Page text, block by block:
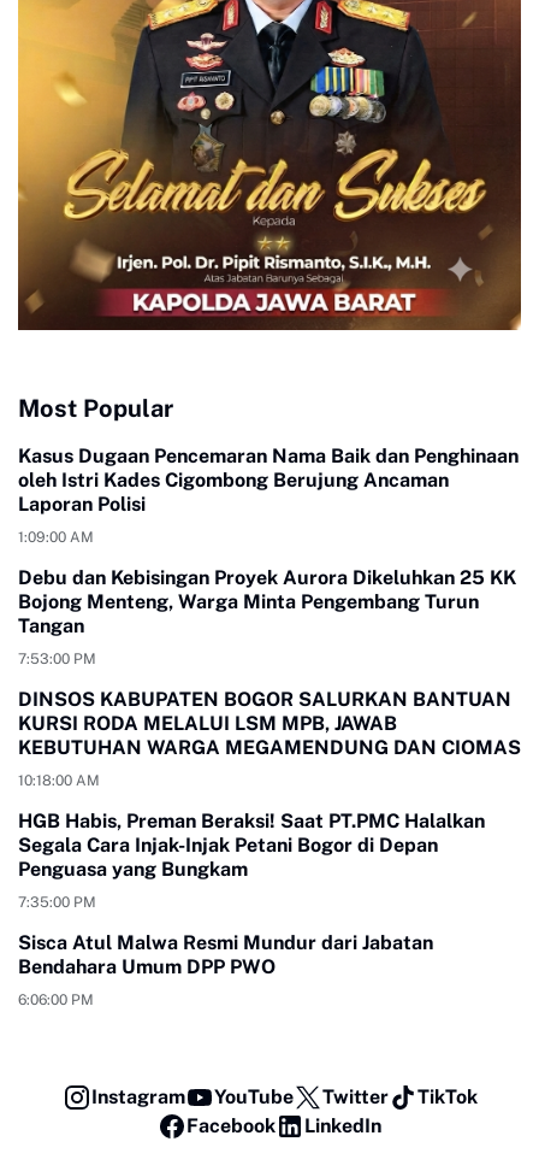
Most Popular
Kasus Dugaan Pencemaran Nama Baik dan Penghinaan
oleh Istri Kades Cigombong Berujung Ancaman
Laporan Polisi
1:09:00 AM
Debu dan Kebisingan Proyek Aurora Dikeluhkan 25 KK
Bojong Menteng, Warga Minta Pengembang Turun
Tangan
7:53:00 PM
DINSOS KABUPATEN BOGOR SALURKAN BANTUAN
KURSI RODA MELALUI LSM MPB, JAWAB
KEBUTUHAN WARGA MEGAMENDUNG DAN CIOMAS
10:18:00 AM
HGB Habis, Preman Beraksi! Saat PT.PMC Halalkan
Segala Cara Injak-Injak Petani Bogor di Depan
Penguasa yang Bungkam
7:35:00 PM
Sisca Atul Malwa Resmi Mundur dari Jabatan
Bendahara Umum DPP PWO
6:06:00 PM
Instagram YouTube Twitter
TikTok
Facebook
LinkedIn